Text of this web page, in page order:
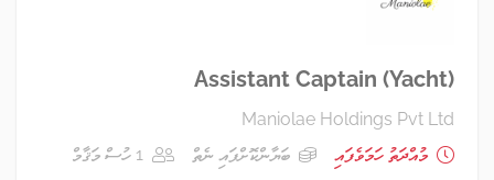
Assistant Captain (Yacht)
Maniolae Holdings Pvt Ltd
މުއްދަތު ހަމަވެފައި
ބަޔާންކޮށްފައި ނެތް 1 ހުސް މަޤާމް